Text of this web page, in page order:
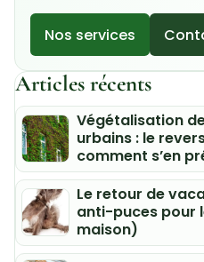
Nos services
Articles récents
Végétalisation
urbains : le
comment s’en
Le retour de
anti-puces pour
maison)